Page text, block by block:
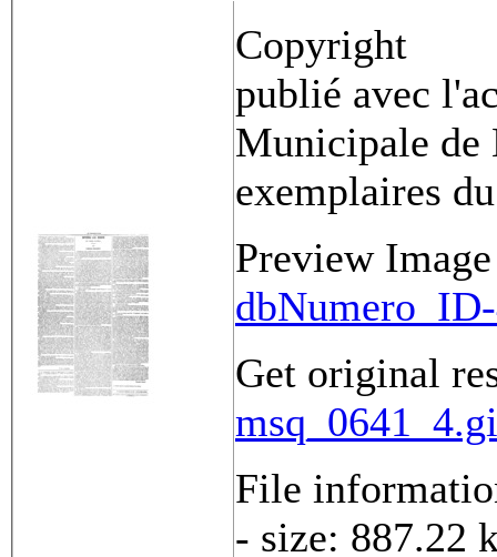
Copyright
publié avec
Municipale de
exemplaires
Preview Image
Get original
File
- size: 887.22